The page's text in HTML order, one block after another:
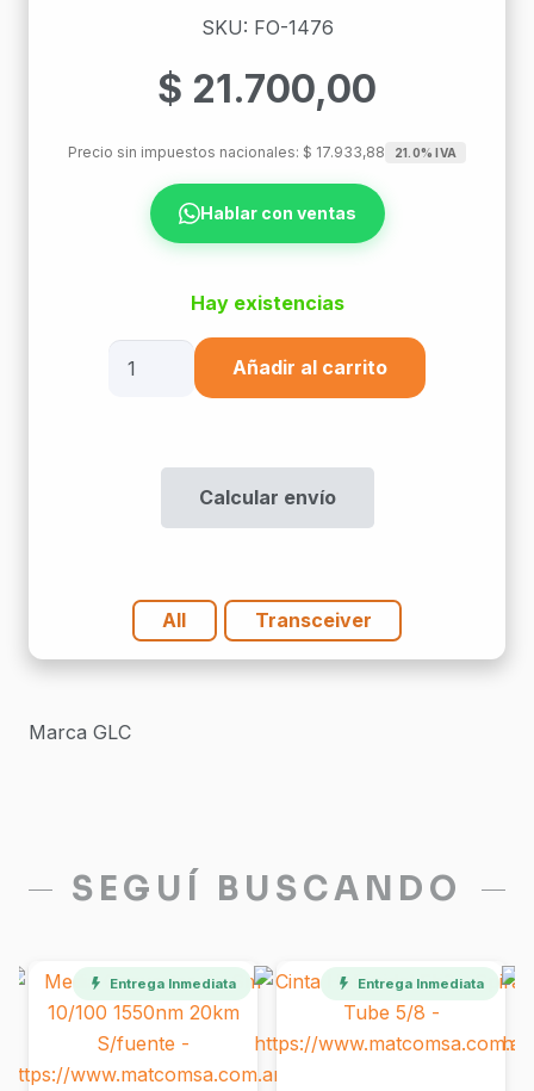
SKU: FO-1476
$ 21.700,00
Precio sin impuestos nacionales: $ 17.933,88 21.0% IVA
Hablar con ventas
Hay existencias
Transceiver
Km
Añadir al carrito
Calcular envío
All Transceiver
Marca GLC
SEGUÍ BUSCANDO
Entrega Inmediata